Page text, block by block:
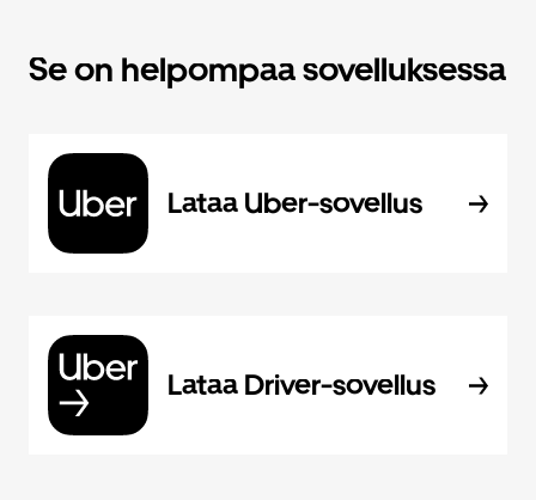
Se on helpompaa sovelluksessa
Lataa Uber-sovellus
Lataa Driver-sovellus